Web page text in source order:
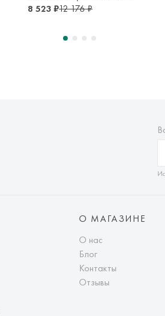
8 523 ₽12 176 ₽
О МАГАЗИНЕ
О нас
Блог
Контакты
Отзывы